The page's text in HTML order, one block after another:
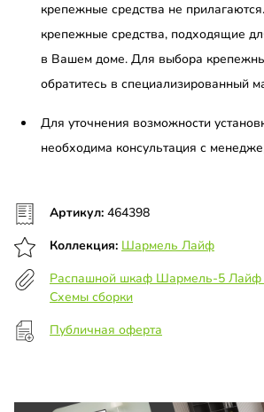
крепежные средства не
крепежные средства, подходящие
в Вашем доме. Для выбора
обратитесь в специализированный
Для уточнения возможности
необходима консультация с
Артикул: 464398
Коллекция: Шармель Лайф
Распашной шкаф Шармель-5 Лайф
Схемы сборки
Публичная оферта